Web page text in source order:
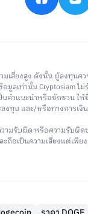
มเสี่ยงสูง ดังนั้น ผู้ลงทุน
มูลเท่านั้น Cryptosiam
นคำแนะนำหรือชักชวน
งทุน และ/หรือทางการ
วามรับผิด หรือความรับ
ถือเป็นความเสี่ยงแต่เพีย